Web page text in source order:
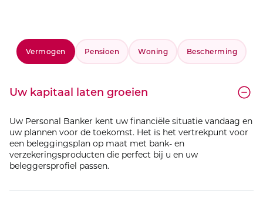
Vermogen Pensioen Woning Bescherming
Uw kapitaal laten groeien
Uw Personal Banker kent uw financiële situatie vandaag en
uw plannen voor de toekomst. Het is het vertrekpunt voor
een beleggingsplan op maat met bank- en
verzekeringsproducten die perfect bij u en uw
beleggersprofiel passen.